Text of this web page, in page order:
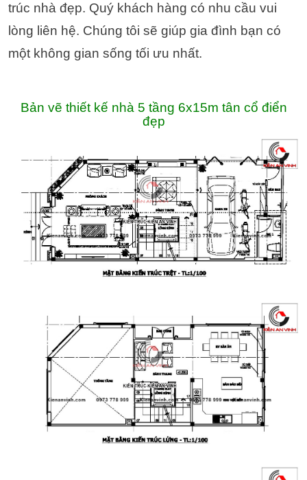
trúc nhà đẹp. Quý khách hàng có nhu cầu vui
lòng liên hệ. Chúng tôi sẽ giúp gia đình bạn có
một không gian sống tối ưu nhất.
Bản vẽ thiết kế nhà 5 tầng 6x15m tân cổ điển
đẹp